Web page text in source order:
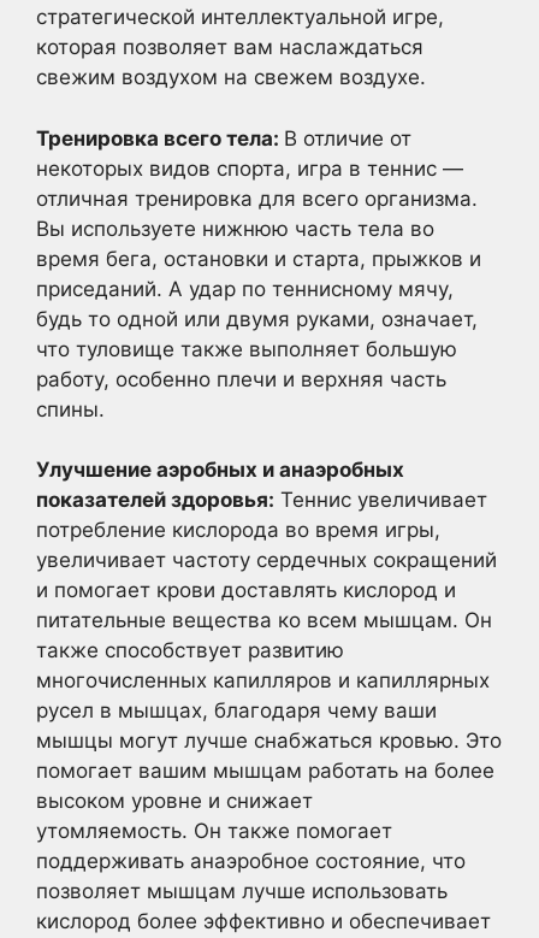
стратегической интеллектуальной игре,
которая позволяет вам наслаждаться
свежим воздухом на свежем воздухе.
Тренировка всего тела: В отличие от
некоторых видов спорта, игра в теннис —
отличная тренировка для всего организма.
Вы используете нижнюю часть тела во
время бега, остановки и старта, прыжков и
приседаний. А удар по теннисному мячу,
будь то одной или двумя руками, означает,
что туловище также выполняет большую
работу, особенно плечи и верхняя часть
спины.
Улучшение аэробных и анаэробных
показателей здоровья: Теннис увеличивает
потребление кислорода во время игры,
увеличивает частоту сердечных сокращений
и помогает крови доставлять кислород и
питательные вещества ко всем мышцам. Он
также способствует развитию
многочисленных капилляров и капиллярных
русел в мышцах, благодаря чему ваши
мышцы могут лучше снабжаться кровью. Это
помогает вашим мышцам работать на более
высоком уровне и снижает
утомляемость. Он также помогает
поддерживать анаэробное состояние, что
позволяет мышцам лучше использовать
кислород более эффективно и обеспечивает